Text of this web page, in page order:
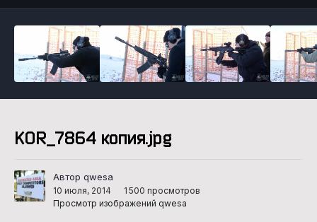
KOR_7864 копия.jpg
Автор qwesa
10 июля, 2014
1 500 просмотров
Просмотр изображений qwesa